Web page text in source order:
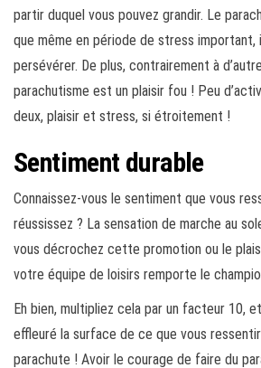
partir duquel vous pouvez grandir. Le
que même en période de stress important,
persévérer. De plus, contrairement à
parachutisme est un plaisir fou ! Peu
deux, plaisir et stress, si étroitement !
Sentiment durable
Connaissez-vous le sentiment que vous
réussissez ? La sensation de marche au
vous décrochez cette promotion ou le
votre équipe de loisirs remporte le
Eh bien, multipliez cela par un facteur 10,
effleuré la surface de ce que vous
parachute ! Avoir le courage de faire du